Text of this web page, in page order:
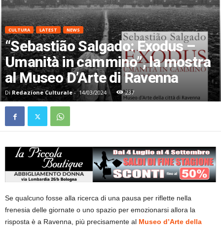
CULTURA LATEST NEWS
“Sebastião Salgado: Exodus –
Umanità in cammino”, la mostra
al Museo D’Arte di Ravenna
Di Redazione Culturale- 14/03/2024 237
Se qualcuno fosse alla ricerca di una pausa per riflette nella
frenesia delle giornate o uno spazio per emozionarsi allora la
risposta è a Ravenna, più precisamente al Museo d’Arte della